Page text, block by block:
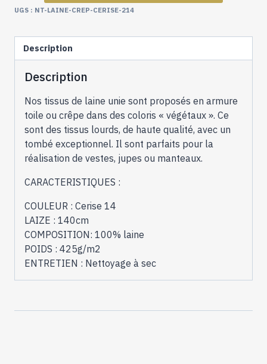
de
Cerise
UGS : NT-LAINE-CREP-CERISE-214
Description
Description
Nos tissus de laine unie sont proposés en armure
toile ou crêpe dans des coloris « végétaux ». Ce
sont des tissus lourds, de haute qualité, avec un
tombé exceptionnel. Il sont parfaits pour la
réalisation de vestes, jupes ou manteaux.
CARACTERISTIQUES :
COULEUR : Cerise 14
LAIZE : 140cm
COMPOSITION: 100% laine
POIDS : 425g/m2
ENTRETIEN : Nettoyage à sec